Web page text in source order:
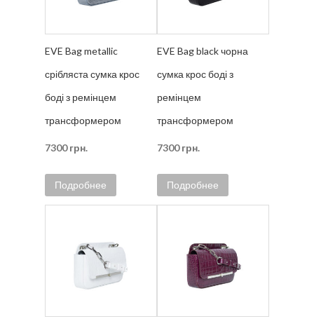
EVE Bag metallic
срібляста сумка крос
боді з ремінцем
трансформером
7300грн.
Подробнее
EVE Bag black чорна
сумка крос боді з
ремінцем
трансформером
7300грн.
Подробнее